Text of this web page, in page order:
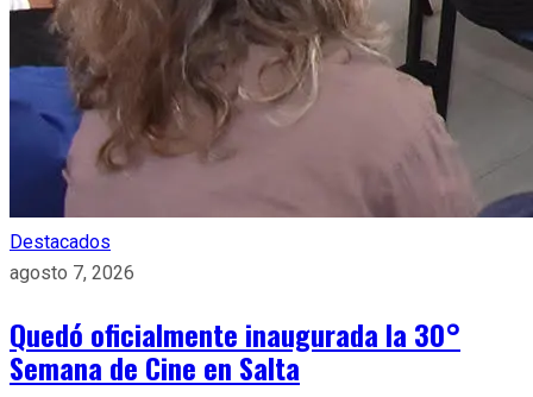
Destacados
agosto 7, 2026
Quedó oficialmente inaugurada la 30°
Semana de Cine en Salta